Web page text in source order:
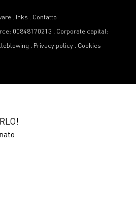
Inks Contatto
00848170213 Corporate capital:
Privacy policy Cookies